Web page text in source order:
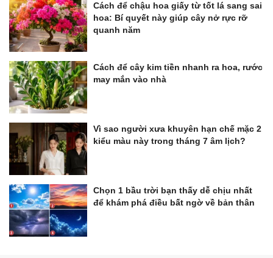
Cách để chậu hoa giấy từ tốt lá sang sai
hoa: Bí quyết này giúp cây nở rực rỡ
quanh năm
Cách để cây kim tiền nhanh ra hoa, rước
may mắn vào nhà
Vì sao người xưa khuyên hạn chế mặc 2
kiểu màu này trong tháng 7 âm lịch?
Chọn 1 bầu trời bạn thấy dễ chịu nhất
để khám phá điều bất ngờ về bản thân